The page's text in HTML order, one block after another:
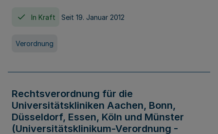
In Kraft Seit 19. Januar 2012
Verordnung
Rechtsverordnung für die
Universitätskliniken Aachen, Bonn,
Düsseldorf, Essen, Köln und Münster
(Universitätsklinikum-Verordnung -